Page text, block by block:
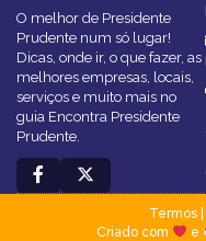
O melhor de Presidente
Prudente num só lugar!
Dicas, onde ir, o que fazer, as
melhores empresas, locais,
serviços e muito mais no
guia Encontra Presidente
Prudente.
Termos|
Criado com
e